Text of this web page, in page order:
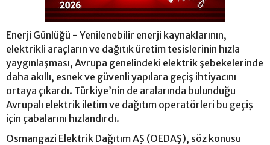
Enerji Günlüğü - Yenilenebilir enerji kaynaklarının,
elektrikli araçların ve dağıtık üretim tesislerinin hızla
yaygınlaşması, Avrupa genelindeki elektrik şebekelerinde
daha akıllı, esnek ve güvenli yapılara geçiş ihtiyacını
ortaya çıkardı. Türkiye’nin de aralarında bulunduğu
Avrupalı elektrik iletim ve dağıtım operatörleri bu geçiş
için çabalarını hızlandırdı.
Osmangazi Elektrik Dağıtım AŞ (OEDAŞ), söz konusu